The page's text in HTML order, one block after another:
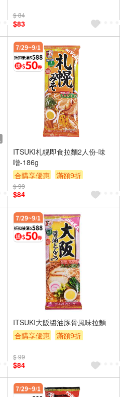
$ 84
$83
ITSUKI札幌即食拉麵2人份-味
噌-186g
合購享優惠
滿額9折
滿額贈券
$ 99
$84
ITSUKI大阪醬油豚骨風味拉麵
合購享優惠
滿額9折
$ 99
$84